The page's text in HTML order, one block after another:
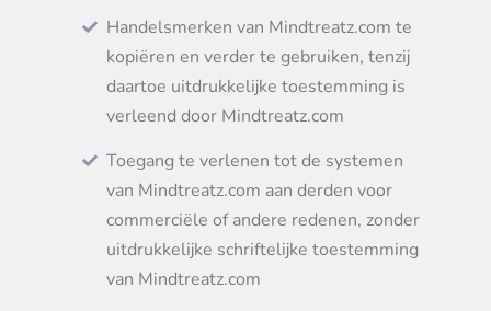
Handelsmerken van Mindtreatz.com te
kopiëren en verder te gebruiken, tenzij
daartoe uitdrukkelijke toestemming is
verleend door Mindtreatz.com
Toegang te verlenen tot de systemen
van Mindtreatz.com aan derden voor
commerciële of andere redenen, zonder
uitdrukkelijke schriftelijke toestemming
van Mindtreatz.com